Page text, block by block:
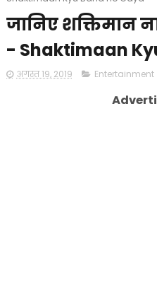
जानिए शक्तिमान
- Shaktimaan
अगस्त 19, 2019 Entertainment